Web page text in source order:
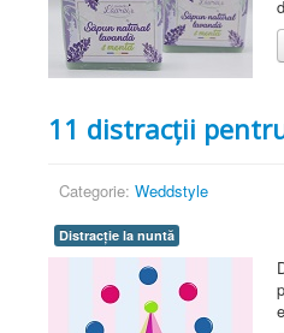
11 distracții
Categorie: Weddstyle
Distracție la nuntă